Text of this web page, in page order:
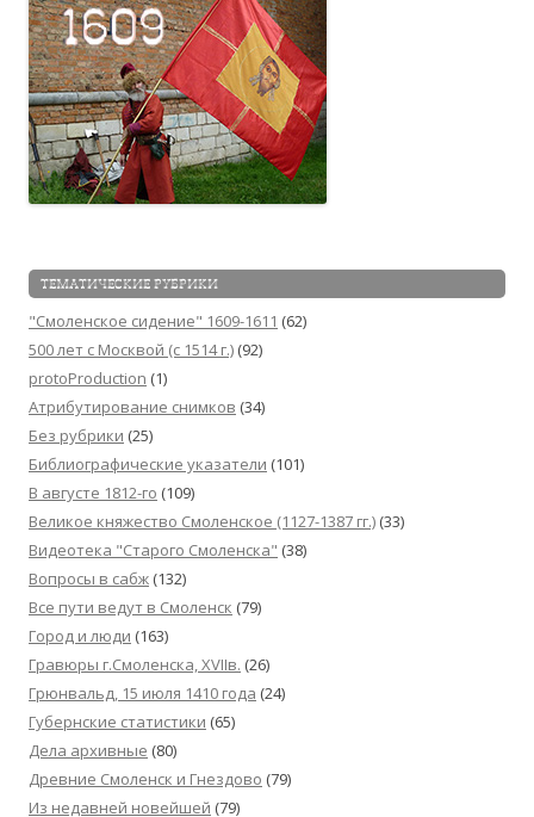
ТЕМАТИЧЕСКИЕ РУБРИКИ
"Смоленское сидение" 1609-1611 (62)
500 лет с Москвой (c 1514 г.) (92)
protoProduction (1)
Атрибутирование снимков (34)
Без рубрики (25)
Библиографические указатели (101)
В августе 1812-го (109)
Великое княжество Смоленское (1127-1387 гг.) (33)
Видеотека "Cтарого Смоленска" (38)
Вопросы в сабж (132)
Все пути ведут в Смоленск (79)
Город и люди (163)
Гравюры г.Смоленска, XVIIв. (26)
Грюнвальд, 15 июля 1410 года (24)
Губернские статистики (65)
Дела архивные (80)
Древние Смоленск и Гнездово (79)
Из недавней новейшей (79)